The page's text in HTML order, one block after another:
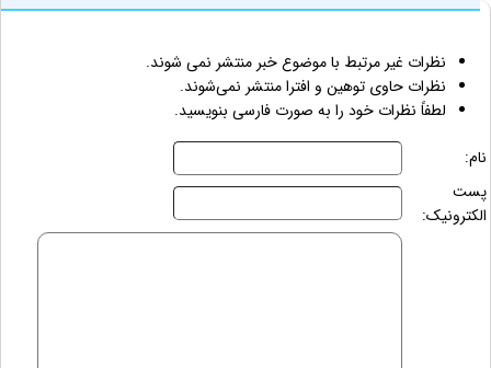
نظرات غیر مرتبط با موضوع خبر منتشر نمی شوند.
نظرات حاوی توهین و افترا منتشر نمی‌شوند.
لطفاً نظرات خود را به صورت فارسی بنویسید.
نام:
پست
الکترونیک: